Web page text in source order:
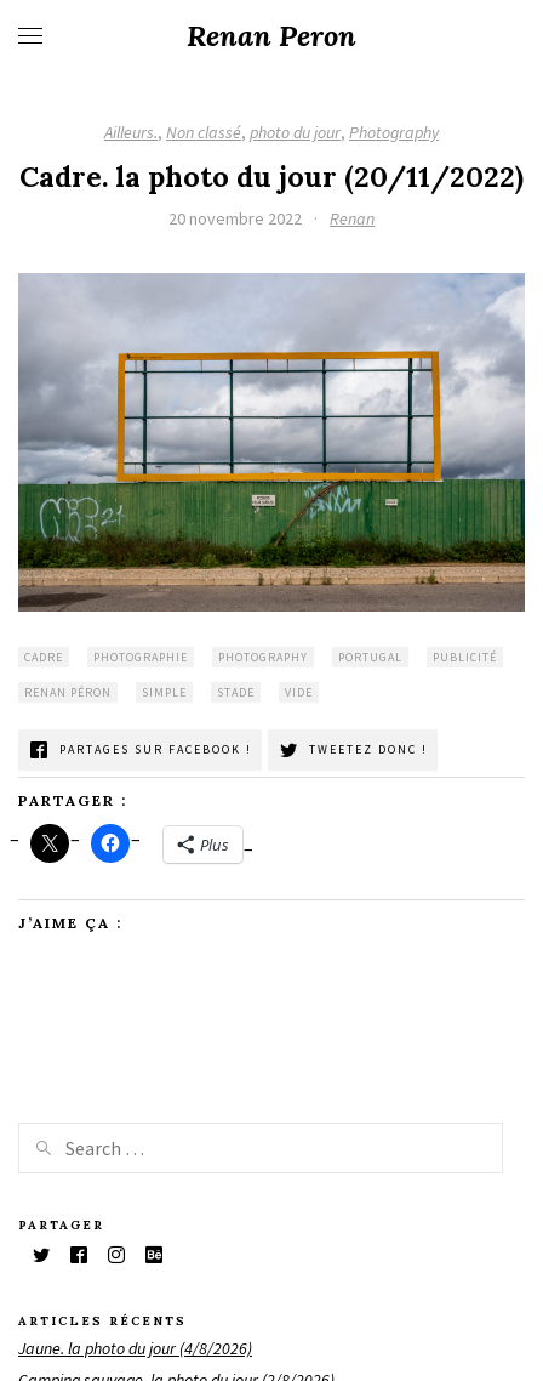
Renan Peron
Ailleurs., Non classé, photo du jour, Photography
Cadre. la photo du jour (20/11/2022)
20 novembre 2022 · Renan
CADRE PHOTOGRAPHIE PHOTOGRAPHY PORTUGAL PUBLICITÉ
RENAN PÉRON SIMPLE STADE VIDE
PARTAGES SUR FACEBOOK ! TWEETEZ DONC !
PARTAGER :
Plus
J’AIME ÇA :
PARTAGER
ARTICLES RÉCENTS
Jaune. la photo du jour (4/8/2026)